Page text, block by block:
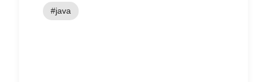
#java